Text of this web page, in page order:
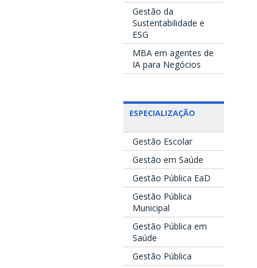
Gestão da
Sustentabilidade e
ESG
MBA em agentes de
IA para Negócios
ESPECIALIZAÇÃO
Gestão Escolar
Gestão em Saúde
Gestão Pública EaD
Gestão Pública
Municipal
Gestão Pública em
Saúde
Gestão Pública